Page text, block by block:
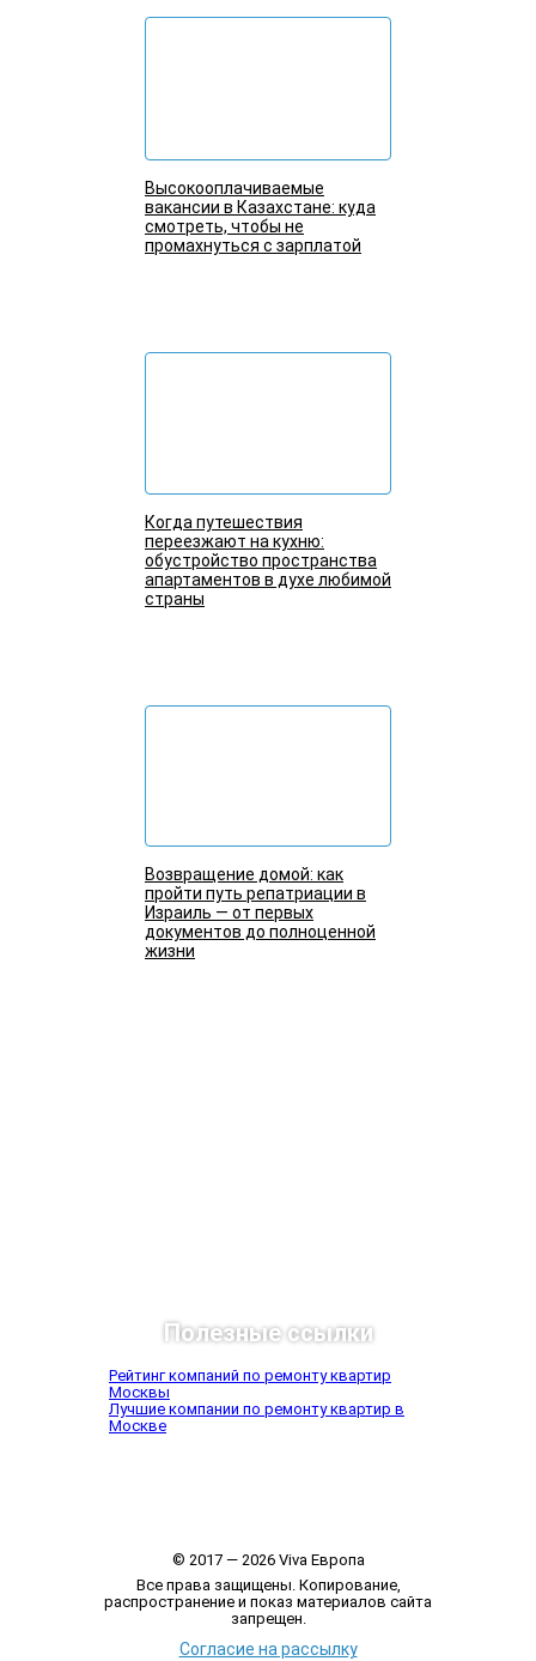
Высокооплачиваемые
вакансии в Казахстане: куда
смотреть, чтобы не
промахнуться с зарплатой
Когда путешествия
переезжают на кухню:
обустройство пространства
апартаментов в духе любимой
страны
Возвращение домой: как
пройти путь репатриации в
Израиль — от первых
документов до полноценной
жизни
Полезные ссылки
Рейтинг компаний по ремонту квартир
Москвы
Лучшие компании по ремонту квартир в
Москве
© 2017 — 2026 Viva Европа
Все права защищены. Копирование,
распространение и показ материалов сайта
запрещен.
Согласие на рассылку